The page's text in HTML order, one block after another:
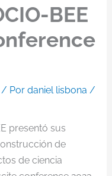
BEE
/ Por daniel lisbona /
presentó sus
de
de ciencia